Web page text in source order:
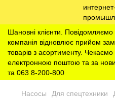
Шановні клієнти.
компанія відновлює прийом
товарів з асортименту.
електронною поштою та за
та 063 8-200-800
Насосы Для спецтехники